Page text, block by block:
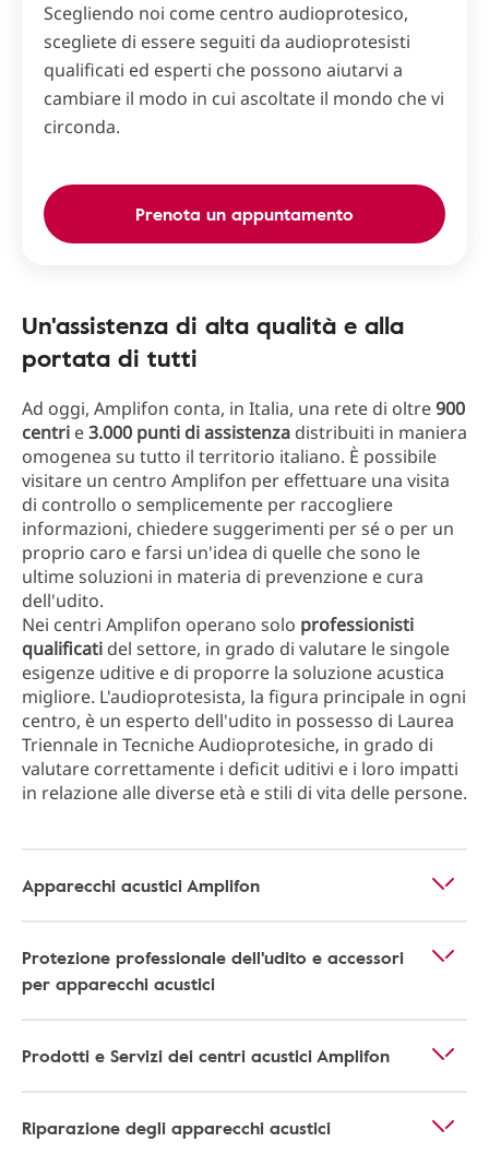
Scegliendo noi come centro audioprotesico,
scegliete di essere seguiti da audioprotesisti
qualificati ed esperti che possono aiutarvi a
cambiare il modo in cui ascoltate il mondo che vi
circonda.
Prenota un appuntamento
Un'assistenza di alta qualità e alla
portata di tutti
Ad oggi, Amplifon conta, in Italia, una rete di oltre900
centri e3.000 punti di assistenza distribuiti in maniera
omogenea su tutto il territorio italiano. È possibile
visitare un centro Amplifon per effettuare una visita
di controllo o semplicemente per raccogliere
informazioni, chiedere suggerimenti per sé o per un
proprio caro e farsi un'idea di quelle che sono le
ultime soluzioni in materia di prevenzione e cura
dell'udito.
Nei centri Amplifon operano solo professionisti
qualificati del settore, in grado di valutare le singole
esigenze uditive e di proporre la soluzione acustica
migliore. L'audioprotesista, la figura principale in ogni
centro, è un esperto dell'udito in possesso di Laurea
Triennale in Tecniche Audioprotesiche, in grado di
valutare correttamente i deficit uditivi e i loro impatti
in relazione alle diverse età e stili di vita delle persone.
Apparecchi acustici Amplifon
Protezione professionale dell'udito e accessori
per apparecchi acustici
Prodotti e Servizi dei centri acustici Amplifon
Riparazione degli apparecchi acustici